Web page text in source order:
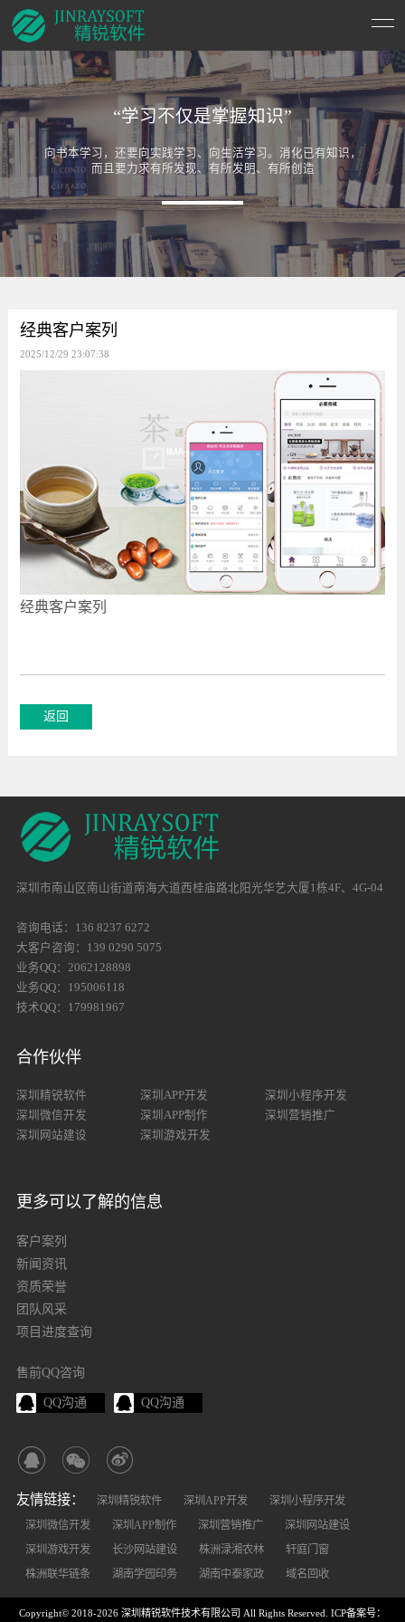
“学习不仅是掌握知识”
向书本学习，还要向实践学习、向生活学习。消化已有知识，
而且要力求有所发现、有所发明、有所创造
经典客户案列
2025/12/29 23:07:38
经典客户案列
深圳市南山区南山街道南海大道西桂庙路北阳光华艺大厦1栋4F、4G-04
咨询电话：136 8237 6272
大客户咨询：139 0290 5075
业务QQ：2062128898
业务QQ：195006118
技术QQ：179981967
合作伙伴
深圳精锐软件 深圳APP开发
深圳小程序开发
深圳微信开发
深圳APP制作
深圳营销推广
深圳网站建设
深圳游戏开发
更多可以了解的信息
客户案列
新闻资讯
资质荣誉
团队风采
项目进度查询
售前QQ咨询
QQ沟通 QQ沟通
友情链接： 深圳精锐软件 深圳APP开发
深圳小程序开发
深圳微信开发
深圳APP制作 深圳营销推广
深圳网站建设
深圳游戏开发
长沙网站建设 株洲渌湘农林
轩庭门窗
株洲联华链条
湖南学园印务 湖南中泰家政 域名回收
Copyright© 2018-2026 深圳精锐软件技术有限公司 All Rights Reserved. ICP备案号：